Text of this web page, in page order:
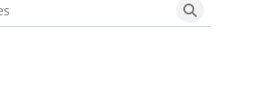
Search